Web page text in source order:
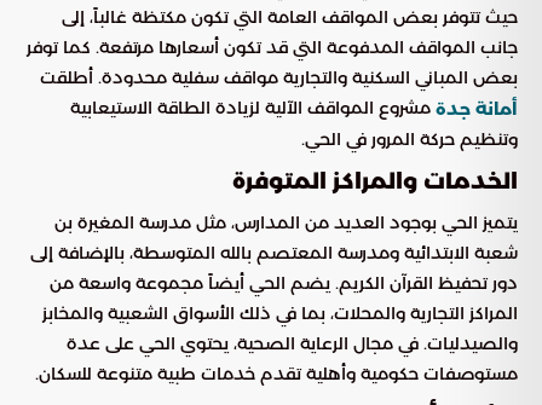
حيث تتوفر بعض المواقف العامة التي تكون مكتظة غالباً، إلى
جانب المواقف المدفوعة التي قد تكون أسعارها مرتفعة. كما توفر
بعض المباني السكنية والتجارية مواقف سفلية محدودة. أطلقت
أمانة جدة مشروع المواقف الآلية لزيادة الطاقة الاستيعابية
وتنظيم حركة المرور في الحي.
الخدمات والمراكز المتوفرة
يتميز الحي بوجود العديد من المدارس، مثل مدرسة المغيرة بن
شعبة الابتدائية ومدرسة المعتصم بالله المتوسطة، بالإضافة إلى
دور تحفيظ القرآن الكريم. يضم الحي أيضاً مجموعة واسعة من
المراكز التجارية والمحلات، بما في ذلك الأسواق الشعبية والمخابز
والصيدليات. في مجال الرعاية الصحية، يحتوي الحي على عدة
مستوصفات حكومية وأهلية تقدم خدمات طبية متنوعة للسكان.